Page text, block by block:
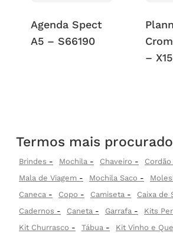
Agenda Spect
A5 – S66190
–
Termos mais
Brindes Mochila Chaveiro Cordão
Mala de Viagem
Mochila Saco
Caneca
Copo Camiseta Caixa de
Cadernos
Caneta Garrafa
Kits
Kit Churrasco
Tábua
Kit Vinho e